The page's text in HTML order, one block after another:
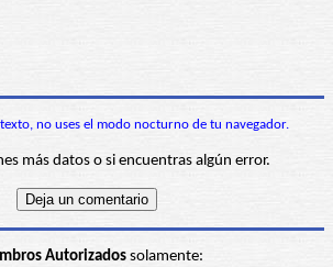
no uses el modo nocturno de tu navegador.
más datos o si encuentras algún error.
Autorizadossolamente: